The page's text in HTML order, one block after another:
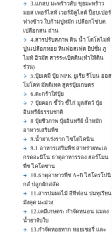
3.แกลบ มะพร้าวสับ ขุยมะพร้าว
มอส เพอร์ไลท์ เวอร์มิคูไลต์ ป็อบเปอร์
ฟางข้าว ใบก้ามปูหมัก เปลือกไข่บด
เปลือกสน ถ่าน
4.สารปรับสภาพ ดิน น้ำ โดโลไมท์
ปูนเปลือกหอย หินฟอสเฟต ยิปซั่ม ภู
ไมท์ ฮิวมัส สารระเบิดดิน(ทำให้ดิน
ร่วน)
5.ปุ๋ยเคมี ปุ๋ย NPK ยูเรีย รีโบน ออส
โมโคท มัลติเทค สูตรปุ๋ยเกษตร
6.ตะกร้าใส่ปุ๋ย
7 ปุ๋ยคอก ขี้วัว ขี้ไก่ มูลสัตว์ ปุ๋ย
อินทรีย์ธรรมชาติ
8 ปุ๋ยชีวภาพ ปุ๋ยอินทรีย์ น้ำหมัก
อาหารเสริมพืช
9.น้ำยาเร่งราก ไซโตไคนิน
9.1 อาหารเสริมพืช สาหร่ายทะเล
กรดอะมิโน ธาตุอาหารรอง ฮอร์โมน
พืช ไคโตซาน
10.ธาตุอาหารพืช A+B ไฮโดรโปนิ
กส์ ปลูกผักสลัด
11.สารบ่มผลไม้ อีทีฟอน บ่มทุเรียน
มังคุด มะม่วง
12.เคมีเกษตร: กำจัดหนอน แมลง
น้ำยาจับใบ
13.กำจัดหอยทาก หอยเชอรี่ และ